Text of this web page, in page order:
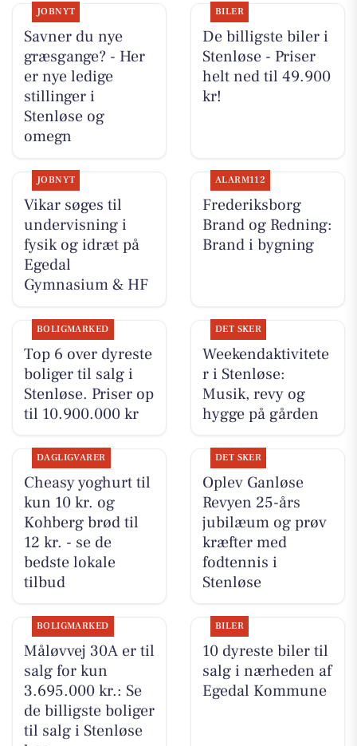
JOBNYT
Savner du nye
græsgange? - Her
er nye ledige
stillinger i
Stenløse og
omegn
BILER
De billigste biler i
Stenløse - Priser
helt ned til 49.900
kr!
JOBNYT
Vikar søges til
undervisning i
fysik og idræt på
Egedal
Gymnasium & HF
ALARM112
Frederiksborg
Brand og Redning:
Brand i bygning
BOLIGMARKED
Top 6 over dyreste
boliger til salg i
Stenløse. Priser op
til 10.900.000 kr
DET SKER
Weekendaktivitete
r i Stenløse:
Musik, revy og
hygge på gården
DAGLIGVARER
Cheasy yoghurt til
kun 10 kr. og
Kohberg brød til
12 kr. - se de
bedste lokale
tilbud
DET SKER
Oplev Ganløse
Revyen 25-års
jubilæum og prøv
kræfter med
fodtennis i
Stenløse
BOLIGMARKED
Måløvvej 30A er til
salg for kun
3.695.000 kr.: Se
de billigste boliger
til salg i Stenløse
BILER
10 dyreste biler til
salg i nærheden af
Egedal Kommune